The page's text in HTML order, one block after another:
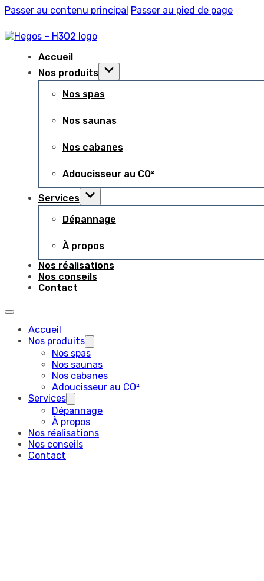
Passer au contenu principal Passer au pied de page
Accueil
Nos produits
Nos spas
Nos saunas
Nos cabanes
Adoucisseur au CO²
Services
Dépannage
À propos
Nos réalisations
Nos conseils
Contact
Accueil
Nos produits
Nos spas
Nos saunas
Nos cabanes
Adoucisseur au CO²
Services
Dépannage
À propos
Nos réalisations
Nos conseils
Contact